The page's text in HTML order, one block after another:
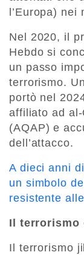
l’Europa)
Nel 2020, il
Hebdo si
un passo
terrorismo.
portò nel
affiliato ad al-
(AQAP) e
dell’attacco.
A dieci anni
un simbolo
resistente
Il terrorismo
Il terrorismo